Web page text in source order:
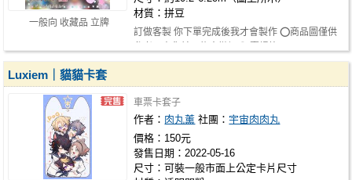
一般向 收藏品 立牌
材質：拼豆
訂做客製 你下單完成後我才會製作 ⭕商品圖僅供
Luxiem｜貓貓卡套
車票卡套子
作者： 肉丸薰 社團： 宇宙肉肉丸
價格：150元
發售日期：2022-05-16
尺寸：可裝一般市面上公定卡片尺寸